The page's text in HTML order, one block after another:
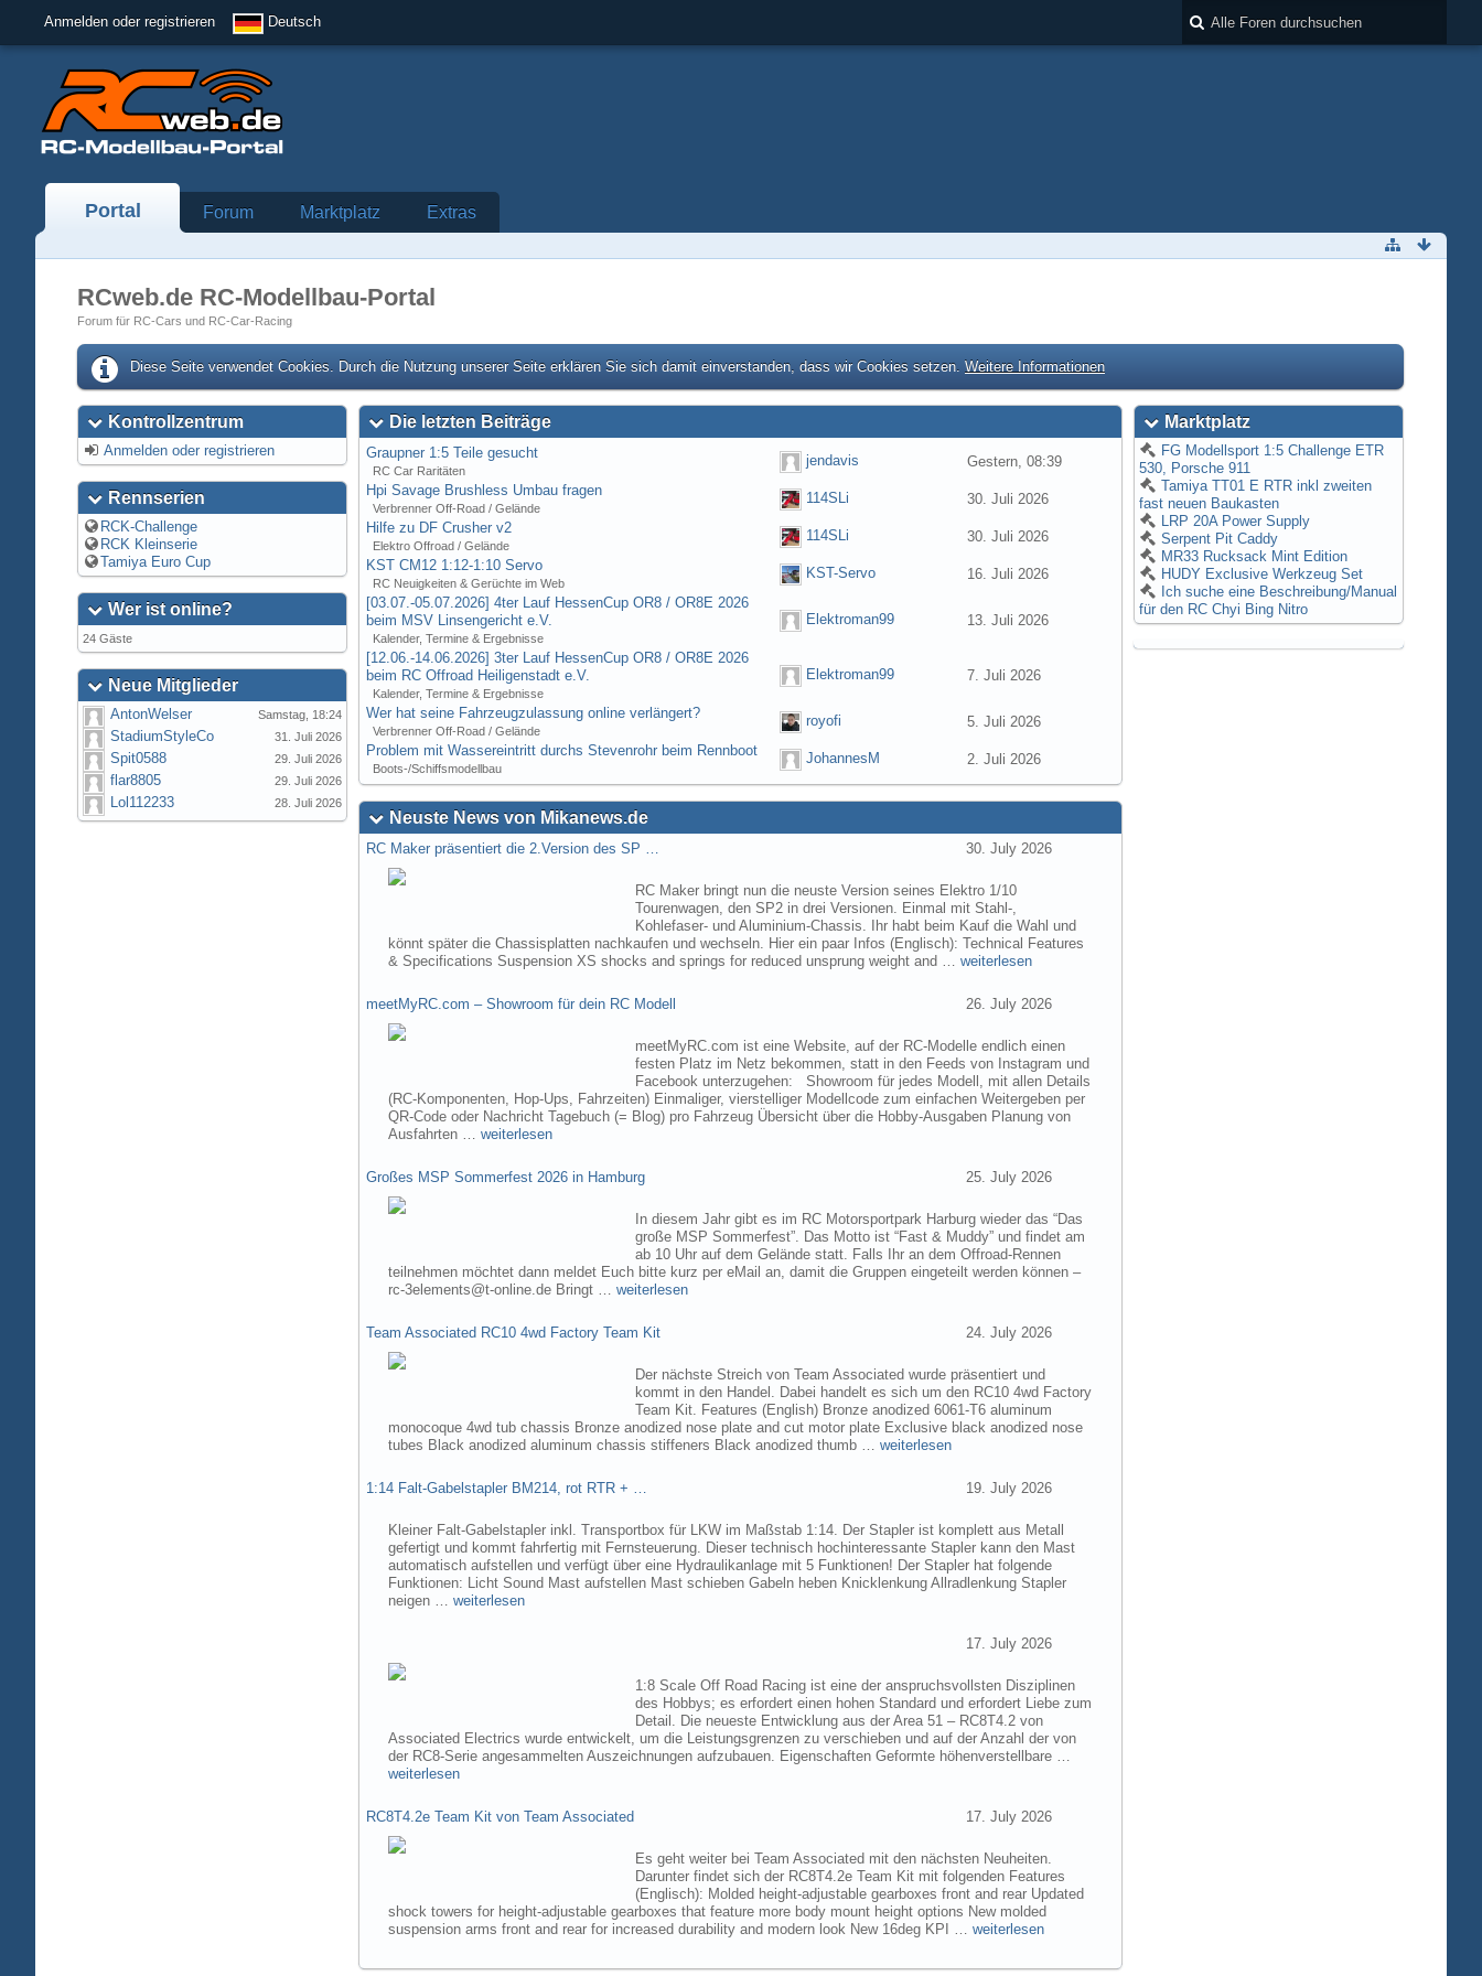
Anmelden oder registrieren Deutsch
Portal Forum Marktplatz Extras
RCweb.de RC-Modellbau-Portal
Forum für RC-Cars und RC-Car-Racing
Diese Seite verwendet Cookies. Durch die Nutzung unserer Seite erklären Sie sich damit einverstanden, dass wir Cookies setzen. Weitere Informationen
Kontrollzentrum
Anmelden oder registrieren
Rennserien
RCK-Challenge
RCK Kleinserie
Tamiya Euro Cup
Wer ist online?
24 Gäste
Neue Mitglieder
AntonWelser Samstag, 18:24
StadiumStyleCo 31. Juli 2026
Spit0588 29. Juli 2026
flar8805 29. Juli 2026
Lol112233 28. Juli 2026
Die letzten Beiträge
Graupner 1:5 Teile gesucht
RC Car Raritäten
jendavis
Gestern, 08:39
Hpi Savage Brushless Umbau fragen
Verbrenner Off-Road / Gelände
114SLi
30. Juli 2026
Hilfe zu DF Crusher v2
Elektro Offroad / Gelände
114SLi
30. Juli 2026
KST CM12 1:12-1:10 Servo
RC Neuigkeiten & Gerüchte im Web
KST-Servo
16. Juli 2026
[03.07.-05.07.2026] 4ter Lauf HessenCup OR8 / OR8E 2026
beim MSV Linsengericht e.V.
Kalender, Termine & Ergebnisse
Elektroman99 13. Juli 2026
[12.06.-14.06.2026] 3ter Lauf HessenCup OR8 / OR8E 2026
beim RC Offroad Heiligenstadt e.V.
Kalender, Termine & Ergebnisse
Elektroman99 7. Juli 2026
Wer hat seine Fahrzeugzulassung online verlängert?
Verbrenner Off-Road / Gelände
royofi
5. Juli 2026
Problem mit Wassereintritt durchs Stevenrohr beim Rennboot
Boots-/Schiffsmodellbau
JohannesM 2. Juli 2026
Neuste News von Mikanews.de
RC Maker präsentiert die 2.Version des SP … 30. July 2026
RC Maker bringt nun die neuste Version seines Elektro 1/10
Tourenwagen, den SP2 in drei Versionen. Einmal mit Stahl-,
Kohlefaser- und Aluminium-Chassis. Ihr habt beim Kauf die Wahl und
könnt später die Chassisplatten nachkaufen und wechseln. Hier ein paar Infos (Englisch): Technical Features
& Specifications Suspension XS shocks and springs for reduced unsprung weight and …weiterlesen
meetMyRC.com – Showroom für dein RC Modell 26. July 2026
meetMyRC.com ist eine Website, auf der RC-Modelle endlich einen
festen Platz im Netz bekommen, statt in den Feeds von Instagram und
Facebook unterzugehen: Showroom für jedes Modell, mit allen Details
(RC-Komponenten, Hop-Ups, Fahrzeiten) Einmaliger, vierstelliger Modellcode zum einfachen Weitergeben per
QR-Code oder Nachricht Tagebuch (= Blog) pro Fahrzeug Übersicht über die Hobby-Ausgaben Planung von
Ausfahrten …weiterlesen
Großes MSP Sommerfest 2026 in Hamburg 25. July 2026
In diesem Jahr gibt es im RC Motorsportpark Harburg wieder das “Das
große MSP Sommerfest”. Das Motto ist “Fast & Muddy” und findet am
ab 10 Uhr auf dem Gelände statt. Falls Ihr an dem Offroad-Rennen
teilnehmen möchtet dann meldet Euch bitte kurz per eMail an, damit die Gruppen eingeteilt werden können –
rc-3elements@t-online.de Bringt …weiterlesen
Team Associated RC10 4wd Factory Team Kit 24. July 2026
Der nächste Streich von Team Associated wurde präsentiert und
kommt in den Handel. Dabei handelt es sich um den RC10 4wd Factory
Team Kit. Features (English) Bronze anodized 6061-T6 aluminum
monocoque 4wd tub chassis Bronze anodized nose plate and cut motor plate Exclusive black anodized nose
tubes Black anodized aluminum chassis stiffeners Black anodized thumb …weiterlesen
1:14 Falt-Gabelstapler BM214, rot RTR + … 19. July 2026
Kleiner Falt-Gabelstapler inkl. Transportbox für LKW im Maßstab 1:14. Der Stapler ist komplett aus Metall
gefertigt und kommt fahrfertig mit Fernsteuerung. Dieser technisch hochinteressante Stapler kann den Mast
automatisch aufstellen und verfügt über eine Hydraulikanlage mit 5 Funktionen! Der Stapler hat folgende
Funktionen: Licht Sound Mast aufstellen Mast schieben Gabeln heben Knicklenkung Allradlenkung Stapler
neigen …weiterlesen
17. July 2026
1:8 Scale Off Road Racing ist eine der anspruchsvollsten Disziplinen
des Hobbys; es erfordert einen hohen Standard und erfordert Liebe zum
Detail. Die neueste Entwicklung aus der Area 51 – RC8T4.2 von
Associated Electrics wurde entwickelt, um die Leistungsgrenzen zu verschieben und auf der Anzahl der von
der RC8-Serie angesammelten Auszeichnungen aufzubauen. Eigenschaften Geformte höhenverstellbare …
weiterlesen
RC8T4.2e Team Kit von Team Associated 17. July 2026
Es geht weiter bei Team Associated mit den nächsten Neuheiten.
Darunter findet sich der RC8T4.2e Team Kit mit folgenden Features
(Englisch): Molded height-adjustable gearboxes front and rear Updated
shock towers for height-adjustable gearboxes that feature more body mount height options New molded
suspension arms front and rear for increased durability and modern look New 16deg KPI …weiterlesen
Marktplatz
FG Modellsport 1:5 Challenge ETR
530, Porsche 911
Tamiya TT01 E RTR inkl zweiten
fast neuen Baukasten
LRP 20A Power Supply
Serpent Pit Caddy
MR33 Rucksack Mint Edition
HUDY Exclusive Werkzeug Set
Ich suche eine Beschreibung/Manual
für den RC Chyi Bing Nitro